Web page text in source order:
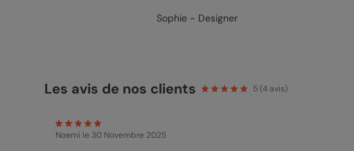
Sophie - Designer
Les avis de nos clients 5(4avis)
Noemi le 30 Novembre 2025